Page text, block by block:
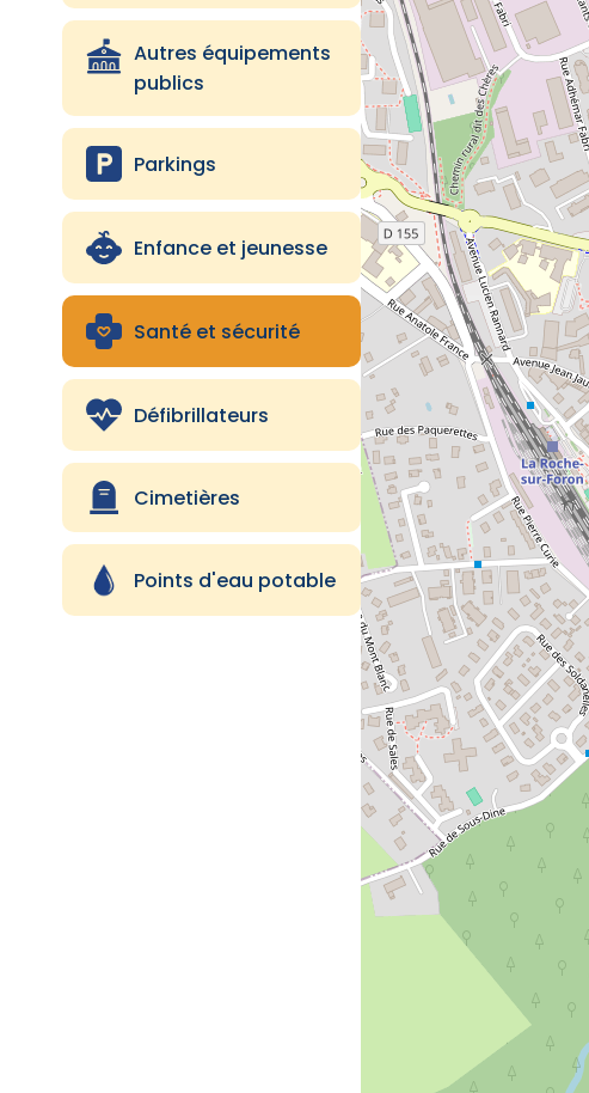
Enfance et jeunesse
Ecole publique
Ecole privée
Défibrillateur
Culture
Coupure de courant
Commerces
Collège public
Cimetière
Cabanes à livres
Autres équipements
Autres équipements
publics
Parkings
Enfance et jeunesse
Santé et sécurité
Défibrillateurs
Cimetières
Points d'eau potable